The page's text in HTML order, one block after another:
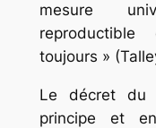
mesure
toujours »
Le décret
principe et